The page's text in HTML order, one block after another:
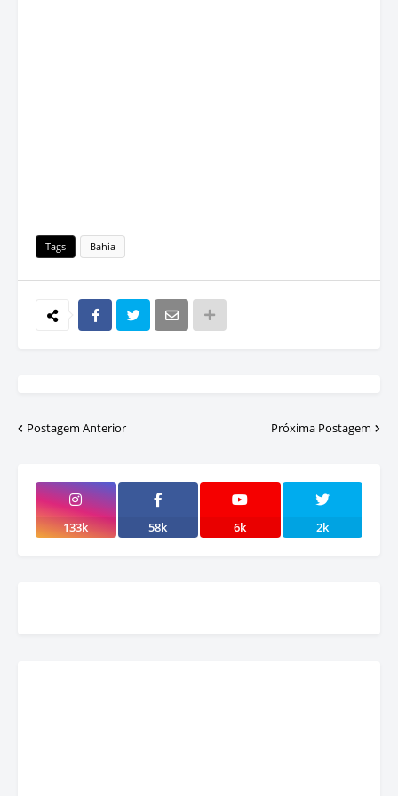
Tags Bahia
Postagem Anterior Próxima Postagem
133k 58k 6k 2k